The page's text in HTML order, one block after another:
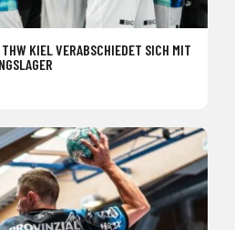
KIEL VERABSCHIEDET SICH MIT